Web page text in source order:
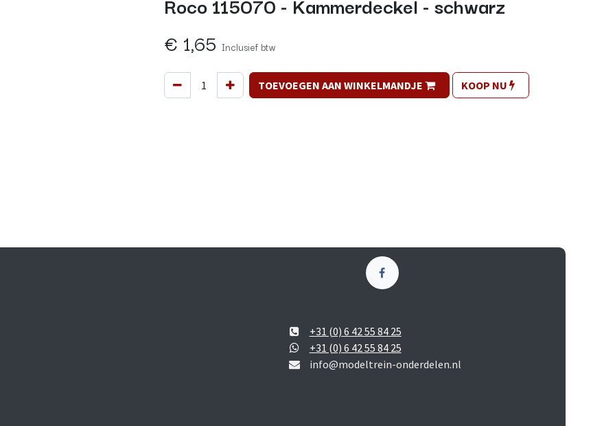
€ 1,65 Inclusief btw
TOEVOEGEN AAN WINKELMANDJE KOOP NU
+31 (0) 6 42 55 84 25
+31 (0) 6 42 55 84 25
info@modeltrein-onderdelen.nl